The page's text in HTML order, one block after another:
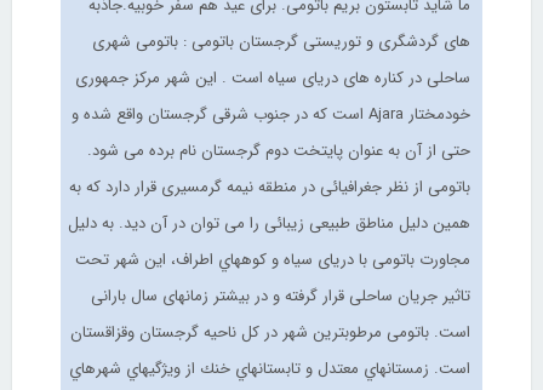
های گردشگری و توریستی گرجستان باتومی : باتومی شهری
ساحلی در کناره های دریای سیاه است . اين شهر مركز جمهوری
خودمختار Ajara است كه در جنوب شرقی گرجستان واقع شده و
حتی از آن به عنوان پایتخت دوم گرجستان نام برده می شود.
باتومی از نظر جغرافیائی در منطقه نیمه گرمسیری قرار دارد که به
همین دلیل مناطق طبیعی زیبائی را می توان در آن دید. به دلیل
مجاورت باتومی با دریای سیاه و کوههاي اطراف، این شهر تحت
تاثیر جریان ساحلی قرار گرفته و در بیشتر زمانهای سال بارانی
است. باتومی مرطوبترین شهر در کل ناحیه گرجستان وقزاقستان
است. زمستانهاي معتدل و تابستانهاي خنك از ويژگيهاي شهرهاي